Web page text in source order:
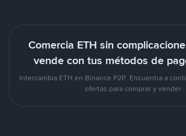
Comercia ETH sin
vende con tus métodos de
Intercambia ETH en Binance P2P. Encuentra a
ofertas para comprar y vender .